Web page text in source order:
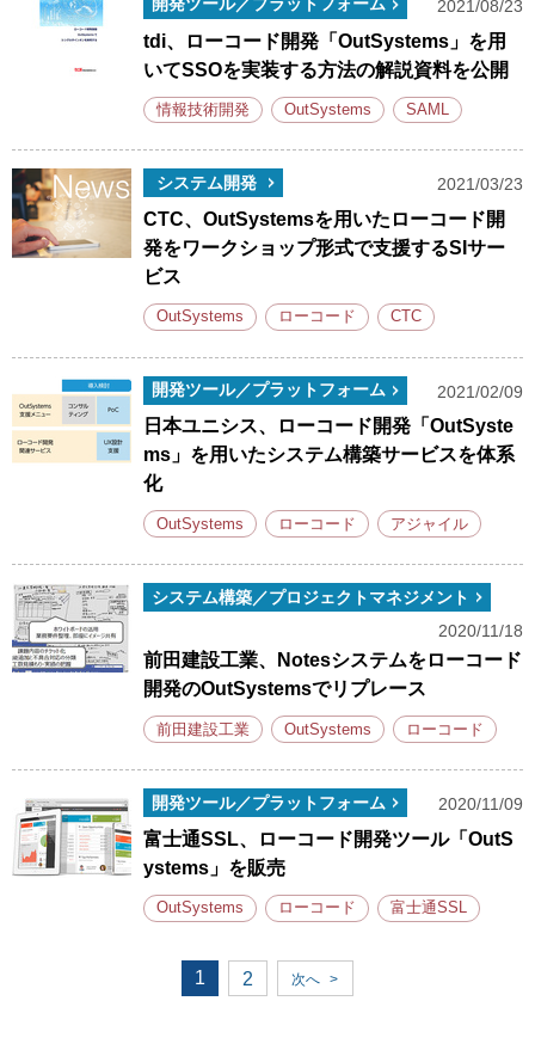
開発ツール／プラットフォーム 2021/08/23
tdi、ローコード開発「OutSystems」を用
いてSSOを実装する方法の解説資料を公開
情報技術開発 OutSystems SAML
システム開発 2021/03/23
CTC、OutSystemsを用いたローコード開
発をワークショップ形式で支援するSIサー
ビス
OutSystems ローコード CTC
開発ツール／プラットフォーム 2021/02/09
日本ユニシス、ローコード開発「OutSyste
ms」を用いたシステム構築サービスを体系
化
OutSystems ローコード アジャイル
システム構築／プロジェクトマネジメント
2020/11/18
前田建設工業、Notesシステムをローコード
開発のOutSystemsでリプレース
前田建設工業 OutSystems ローコード
開発ツール／プラットフォーム 2020/11/09
富士通SSL、ローコード開発ツール「OutS
ystems」を販売
OutSystems ローコード 富士通SSL
1 2 次へ >